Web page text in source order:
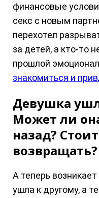
финансовые
секс с новым
перехотел
за детей, а кто-то
прошлой
знакомиться и
Девушка
Может ли
назад?
возвращать?
А теперь
ушла к другому, а